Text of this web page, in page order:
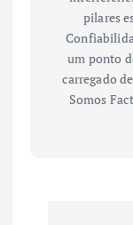
pilares
um ponto
carregado
Somos